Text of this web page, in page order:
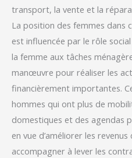
transport, la vente et la
La position des femmes dans
est influencée par le rôle
la femme aux tâches
manœuvre pour réaliser les
financièrement importantes.
hommes qui ont plus de
domestiques et des agendas
en vue d’améliorer les
accompagner à lever les